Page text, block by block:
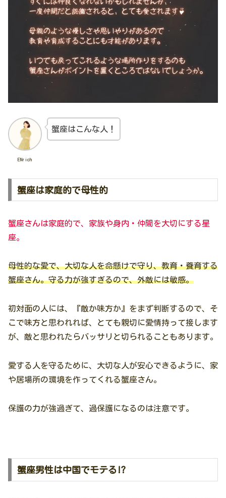
ENrich
蟹座はこんな人！
蟹座は家庭的で母性的
蟹座さんは家庭的で、家族や身内・仲間を大切にする星
座。
母性的な愛で、大切な人を命懸けで守り、教育・養育する
蟹座さん。守る力が強すぎるので、外敵には敏感。
初対面の人には、『敵か味方か』をまず判断するので、そ
こで味方と思われれば、とても親切に愛情持って接します
が、敵と思われたらバッサリと切られることもあります。
愛する人を守るために、大切な人が安心できるように、家
や居場所の環境を作ってくれる蟹座さん。
保護の力が強過ぎて、過保護になるのは注意です。
蟹座男性は中国でモテる!?